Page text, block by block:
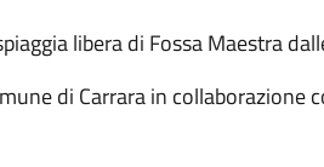
libera di Fossa Maestra
di Carrara in collaborazione